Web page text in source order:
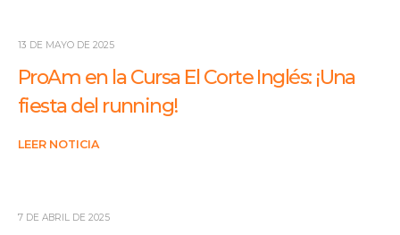
13 DE MAYO DE 2025
ProAm en la Cursa El Corte Inglés: ¡Una
fiesta del running!
LEER NOTICIA
7 DE ABRIL DE 2025